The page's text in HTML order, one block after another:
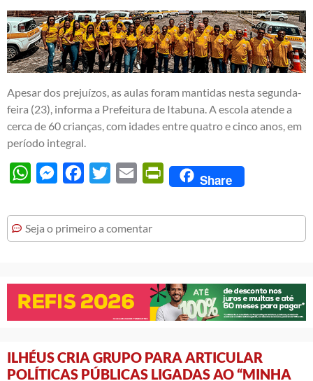
Apesar dos prejuízos, as aulas foram mantidas nesta segunda-
feira (23), informa a Prefeitura de Itabuna. A escola atende a
cerca de 60 crianças, com idades entre quatro e cinco anos, em
período integral.
WhatsAppMessengerFacebook
Twitter Email PrintFriendly
Share
Seja o primeiro a comentar
ILHÉUS CRIA GRUPO PARA ARTICULAR
POLÍTICAS PÚBLICAS LIGADAS AO “MINHA